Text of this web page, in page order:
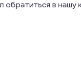
обратиться в нашу